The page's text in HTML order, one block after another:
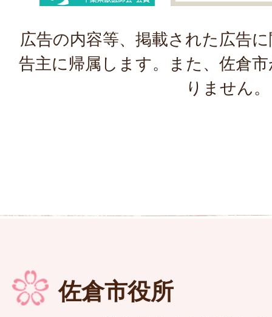
広告の内容等、掲載された広告
告主に帰属します。また、佐倉
りません。
佐倉市役所